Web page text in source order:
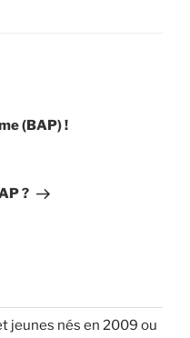
(BAP) !
?
jeunes nés en 2009 ou